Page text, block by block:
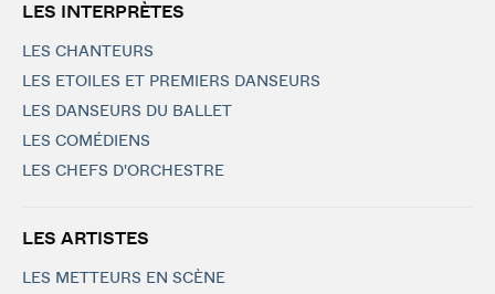
LES INTERPRÈTES
LES CHANTEURS
LES ETOILES ET PREMIERS DANSEURS
LES DANSEURS DU BALLET
LES COMÉDIENS
LES CHEFS D'ORCHESTRE
LES ARTISTES
LES METTEURS EN SCÈNE